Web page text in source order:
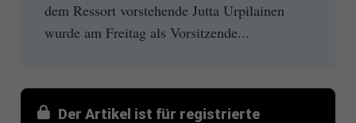
dem Ressort vorstehende Jutta Urpilainen
wurde am Freitag als Vorsitzende...
Der Artikel ist für registrierte